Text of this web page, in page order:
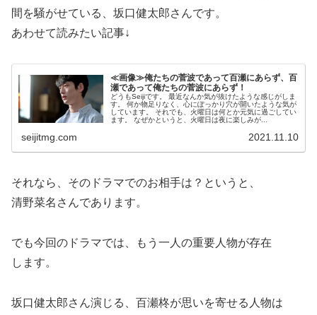
間を騒がせている、坂口健太郎さんです。
あわせて読みたい記事↓
≪画像≫俺たちの菅波であって百瀬にあらず、百
瀬であって俺たちの菅波にあらず！
どうもSeijiです。 最近なんか気が抜けたような感じがしま
す。 何か物足りなく、心にぽっかり穴が開いたような気が
しています。 それでも、火曜日は何とか元気に過ごしてい
ます。 なぜかというと、火曜日は夜に楽しみが...
seijitmg.com 2021.11.10
それなら、そのドラマでのお相手は？というと、
清野菜名さんであります。
でも今回のドラマでは、もう一人の重要人物が存在
します。
坂口健太郎さん演じる、百瀬柊が思いを寄せる人物は